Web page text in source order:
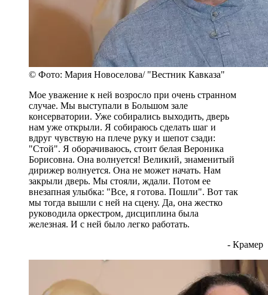
© Фото: Мария Новоселова/ "Вестник Кавказа"
Мое уважение к ней возросло при очень странном
случае. Мы выступали в Большом зале
консерватории. Уже собирались выходить, дверь
нам уже открыли. Я собираюсь сделать шаг и
вдруг чувствую на плече руку и шепот сзади:
"Стой". Я оборачиваюсь, стоит белая Вероника
Борисовна. Она волнуется! Великий, знаменитый
дирижер волнуется. Она не может начать. Нам
закрыли дверь. Мы стояли, ждали. Потом ее
внезапная улыбка: "Все, я готова. Пошли". Вот так
мы тогда вышли с ней на сцену. Да, она жестко
руководила оркестром, дисциплина была
железная. И с ней было легко работать.
- Крамер